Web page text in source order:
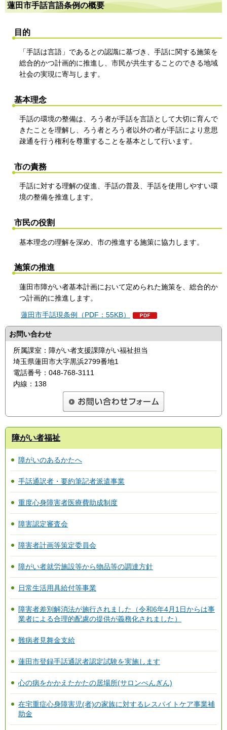
蓮田市手話言語条例の概要
目的
「手話は言語」であるとの認識に基づき、手話に関する施策を
総合的かつ計画的に推進し、市民が共生することのできる地域
社会の実現に寄与します。
基本理念
手話の環境の整備は、ろう者が手話を言語として大切に育んで
きたことを理解し、ろう者とろう者以外の者が手話により意思
疎通を行う権利を尊重することを基本として行います。
市の責務
手話に対する理解の促進、手話の普及、手話を使用しやすい環
境の整備を推進します。
市民の役割
基本理念の理解を深め、市の推進する施策に協力します。
施策の推進
蓮田市障がい者基本計画において定められた施策を、総合的か
つ計画的に推進します。
蓮田市手話現条例（PDF：55KB）
お問い合わせ
所属課室：障がい者支援課障がい福祉担当
埼玉県蓮田市大字黒浜2799番地1
電話番号：048-768-3111
内線：138
障がい者福祉
障がいのあるかたへ
手話通訳者・要約筆記者派遣事業
重度心身障害者医療費助成制度
障害認定審査会
障害者計画等策定委員会
障がい者就労施設等から物品等の調達方針
日常生活用具給付等事業
障害者差別解消法が施行されました（令和6年4月1日からは事
業者による合理的配慮の提供が義務化されました）
難病者見舞金支給
蓮田市登録手話通訳者認定試験を実施します
心の病をかかえたかたの居場所(サロンぺんぎん)
在宅重症心身障害児(者)の家族に対するレスパイトケア事業補
助金